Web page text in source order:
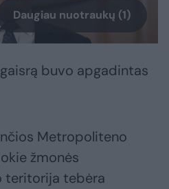
Daugiau nuotraukų (1)
buvo apgadintas
Metropoliteno
žmonės
teritorija tebėra